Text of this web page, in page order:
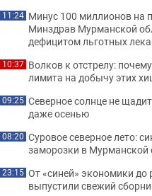
11:24 Минус 100 миллионов на
Минздрав Мурманской
дефицитом льготных
10:37 Волков к отстрелу:
лимита на добычу этих
09:25 Северное солнце не
даже осенью
08:20 Суровое северное лето:
заморозки в Мурманской
23:15 От «синей» экономики до
выпустили свежий